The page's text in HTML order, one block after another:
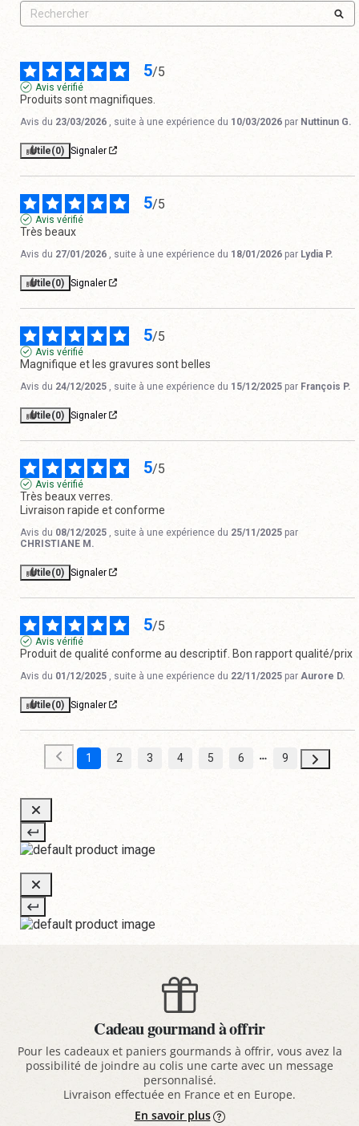
5/5
Avis vérifié
Produits sont magnifiques.
Avis du 23/03/2026 , suite à une expérience du 10/03/2026 par Nuttinun G.
Utile(0) Signaler
5/5
Avis vérifié
Très beaux
Avis du 27/01/2026 , suite à une expérience du 18/01/2026 par Lydia P.
Utile(0) Signaler
5/5
Avis vérifié
Magnifique et les gravures sont belles
Avis du 24/12/2025 , suite à une expérience du 15/12/2025 par François P.
Utile(0) Signaler
5/5
Avis vérifié
Très beaux verres.
Livraison rapide et conforme
Avis du 08/12/2025 , suite à une expérience du 25/11/2025 par
CHRISTIANE M.
Utile(0) Signaler
5/5
Avis vérifié
Produit de qualité conforme au descriptif. Bon rapport qualité/prix
Avis du 01/12/2025 , suite à une expérience du 22/11/2025 par Aurore D.
Utile(0) Signaler
1 2 3 4 5 6 9
Cadeau gourmand à offrir
Pour les cadeaux et paniers gourmands à offrir, vous avez la
possibilité de joindre au colis une carte avec un message
personnalisé.
Livraison effectuée en France et en Europe.
En savoir plus